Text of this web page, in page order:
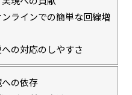
ラインでの簡単な回線増
の対応のしやすさ
の依存